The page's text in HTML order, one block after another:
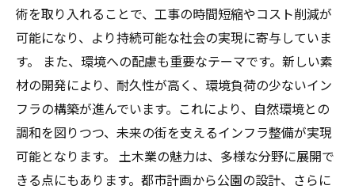
術を取り入れることで、工事の時間短縮やコスト削減が
可能になり、より持続可能な社会の実現に寄与していま
す。 また、環境への配慮も重要なテーマです。新しい素
材の開発により、耐久性が高く、環境負荷の少ないイン
フラの構築が進んでいます。これにより、自然環境との
調和を図りつつ、未来の街を支えるインフラ整備が実現
可能となります。 土木業の魅力は、多様な分野に展開で
きる点にもあります。都市計画から公園の設計、さらに